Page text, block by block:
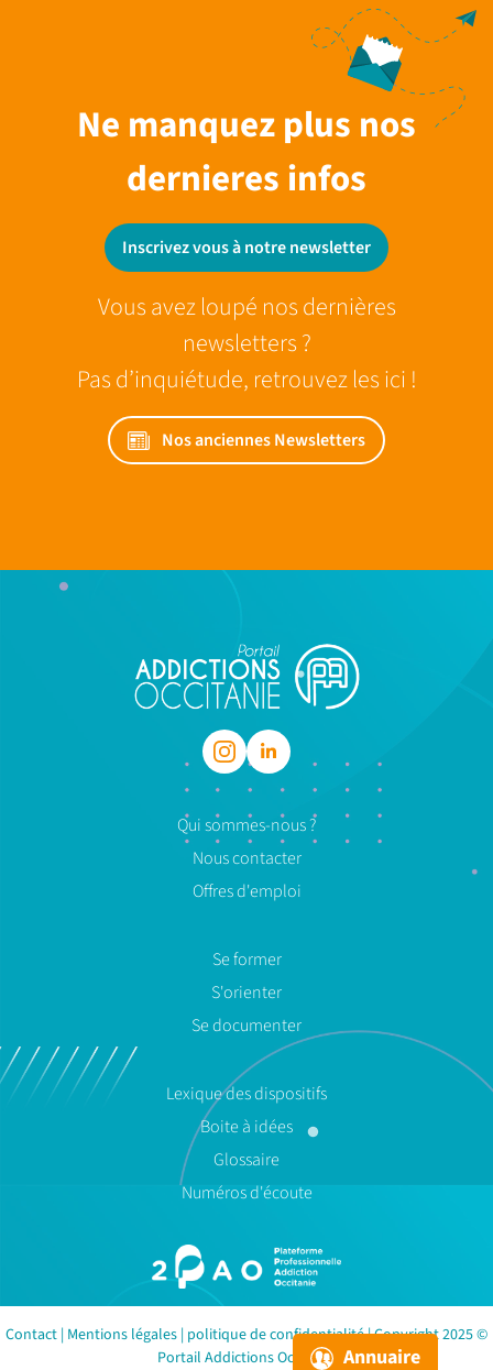
Ne manquez plus nos
dernieres infos
Inscrivez vous à notre newsletter
Vous avez loupé nos dernières
newsletters ?
Pas d’inquiétude, retrouvez les ici !
Nos anciennes Newsletters
Qui sommes-nous ?
Nous contacter
Offres d'emploi
Se former
S'orienter
Se documenter
Lexique des dispositifs
Boite à idées
Glossaire
Numéros d'écoute
Contact | Mentions légales | politique de confidentialité| Copyright 2025 ©
Portail Addictions Occitanie Annuaire